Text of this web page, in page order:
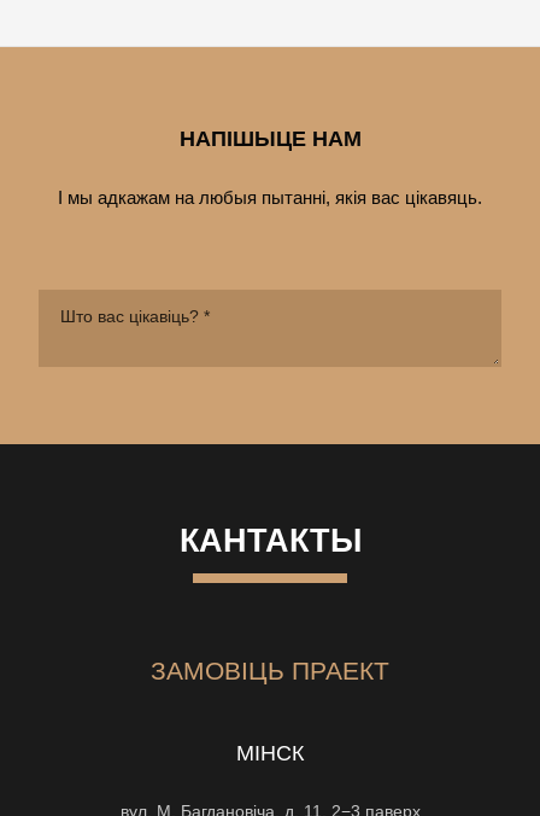
НАПІШЫЦЕ НАМ
І мы адкажам на любыя пытанні, якія вас цiкавяць.
КАНТАКТЫ
ЗАМОВІЦЬ ПРАЕКТ
МІНСК
вул. М. Багдановіча, д. 11, 2−3 паверх